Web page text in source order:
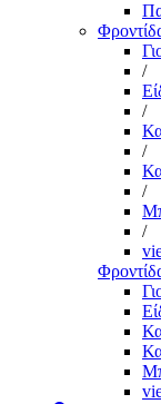
/
/
/
/
/